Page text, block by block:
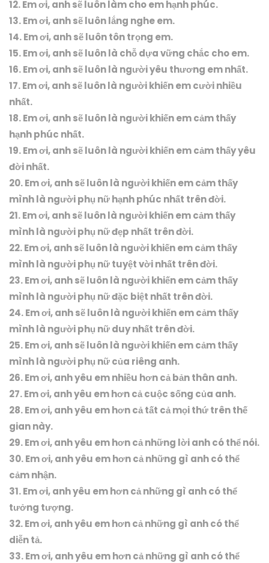
12. Em ơi, anh sẽ luôn làm cho em hạnh phúc.
13. Em ơi, anh sẽ luôn lắng nghe em.
14. Em ơi, anh sẽ luôn tôn trọng em.
15. Em ơi, anh sẽ luôn là chỗ dựa vững chắc cho em.
16. Em ơi, anh sẽ luôn là người yêu thương em nhất.
17. Em ơi, anh sẽ luôn là người khiến em cười nhiều
nhất.
18. Em ơi, anh sẽ luôn là người khiến em cảm thấy
hạnh phúc nhất.
19. Em ơi, anh sẽ luôn là người khiến em cảm thấy yêu
đời nhất.
20. Em ơi, anh sẽ luôn là người khiến em cảm thấy
mình là người phụ nữ hạnh phúc nhất trên đời.
21. Em ơi, anh sẽ luôn là người khiến em cảm thấy
mình là người phụ nữ đẹp nhất trên đời.
22. Em ơi, anh sẽ luôn là người khiến em cảm thấy
mình là người phụ nữ tuyệt vời nhất trên đời.
23. Em ơi, anh sẽ luôn là người khiến em cảm thấy
mình là người phụ nữ đặc biệt nhất trên đời.
24. Em ơi, anh sẽ luôn là người khiến em cảm thấy
mình là người phụ nữ duy nhất trên đời.
25. Em ơi, anh sẽ luôn là người khiến em cảm thấy
mình là người phụ nữ của riêng anh.
26. Em ơi, anh yêu em nhiều hơn cả bản thân anh.
27. Em ơi, anh yêu em hơn cả cuộc sống của anh.
28. Em ơi, anh yêu em hơn cả tất cả mọi thứ trên thế
gian này.
29. Em ơi, anh yêu em hơn cả những lời anh có thể nói.
30. Em ơi, anh yêu em hơn cả những gì anh có thể
cảm nhận.
31. Em ơi, anh yêu em hơn cả những gì anh có thể
tưởng tượng.
32. Em ơi, anh yêu em hơn cả những gì anh có thể
diễn tả.
33. Em ơi, anh yêu em hơn cả những gì anh có thể